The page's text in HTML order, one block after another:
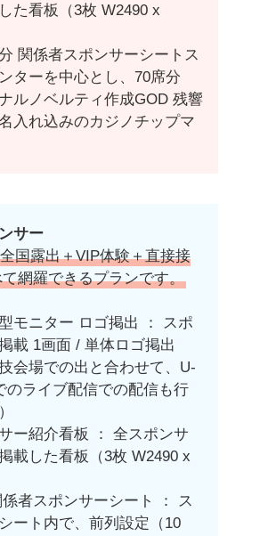
た看板（3枚 W2490 x
関係者スポンサーシートス
ターを中心とし、70席分
ルノベルティ作成GOD 残響
入れ込みのカジノチップマ
サー
国露出＋VIP体験＋直接接
網羅できるプランです。
モニター ロゴ掲出 ： スポ
載 1画面 / 単体ロゴ掲出
場での出と合わせて、U-
のライブ配信での配信も行
ー紹介看板 ： 全スポンサ
載した看板（3枚 W2490 x
係者スポンサーシート ： ス
ート内で、前列設定（10